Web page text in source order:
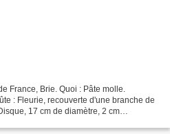
France, Brie. Quoi : Pâte molle.
: Fleurie, recouverte d'une branche de
17 cm de diamètre, 2 cm